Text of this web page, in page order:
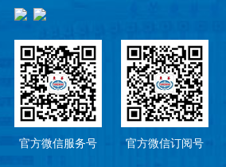
官方微信服务号 官方微信订阅号